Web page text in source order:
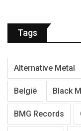
Tags
Alternative Metal
België Black
BMG Records